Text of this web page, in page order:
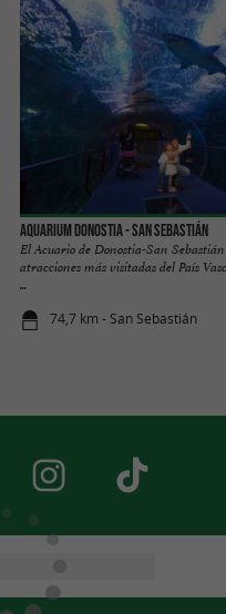
Aquarium Donostia - San Sebastián
El Acuario de Donostia-San
atracciones más visitadas del País
...
74,7 km - San Sebastián